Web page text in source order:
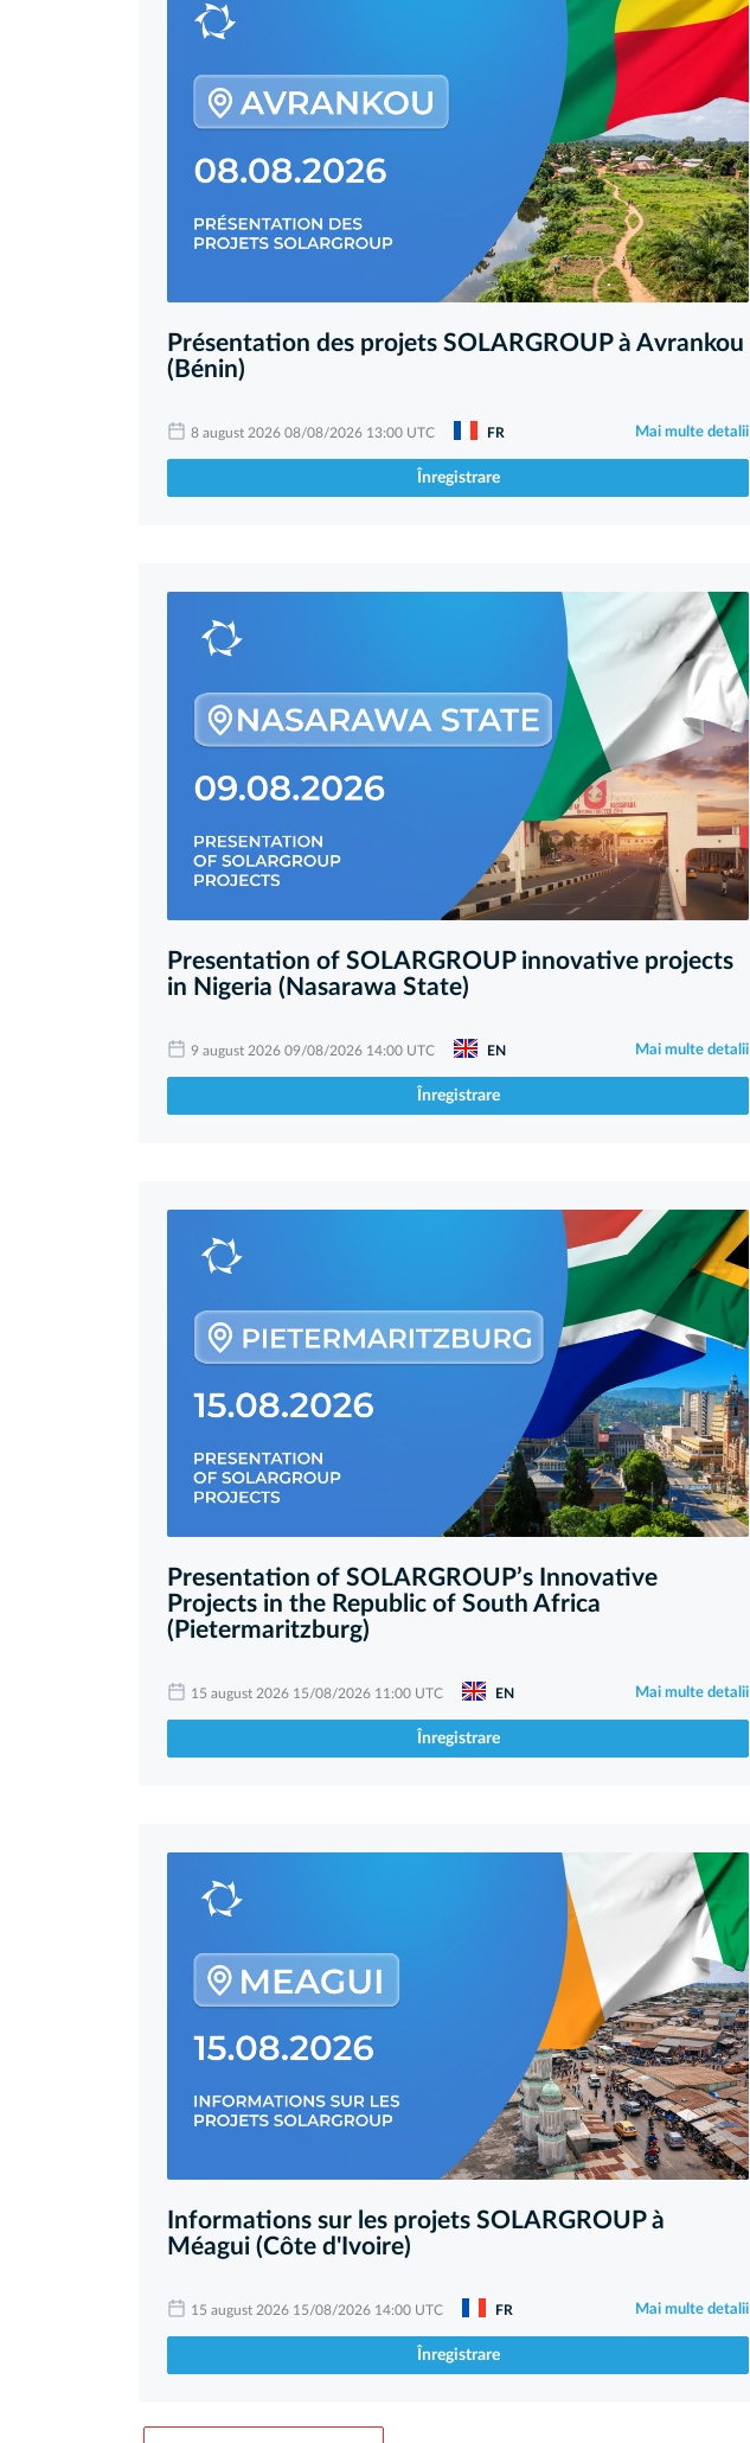
Présentation des projets SOLARGROUP à Avrankou
(Bénin)
8 august 2026 08/08/2026 13:00 UTC FR Mai multe detalii
Înregistrare
Presentation of SOLARGROUP innovative projects
in Nigeria (Nasarawa State)
9 august 2026 09/08/2026 14:00 UTC EN Mai multe detalii
Înregistrare
Presentation of SOLARGROUP’s Innovative
Projects in the Republic of South Africa
(Pietermaritzburg)
15 august 2026 15/08/2026 11:00 UTC EN Mai multe detalii
Înregistrare
Informations sur les projets SOLARGROUP à
Méagui (Côte d'Ivoire)
15 august 2026 15/08/2026 14:00 UTC FR Mai multe detalii
Înregistrare